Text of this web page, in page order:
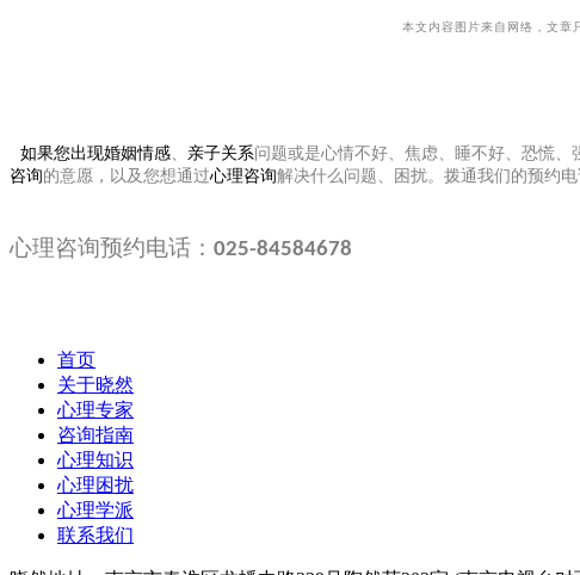
本文内容图片来自网络，文章
如果您出现婚姻情感、 亲子关系问题或是心情不好、焦虑、睡不好、恐慌
咨询的意愿，以及您想通过心理咨询解决什么问题、困扰。拨通我们的预约
心理咨询预约电话： 025-84584678
首页
关于晓然
心理专家
咨询指南
心理知识
心理困扰
心理学派
联系我们